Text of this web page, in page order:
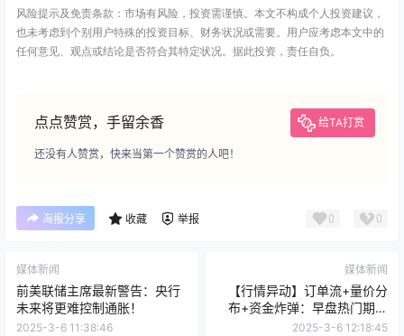
风险提示及免责条款：市场有风险，投资需谨慎。本文不构成个人投资建议，
也未考虑到个别用户特殊的投资目标、财务状况或需要。用户应考虑本文中的
任何意见、观点或结论是否符合其特定状况。据此投资，责任自负。
点点赞赏，手留余香 给TA打赏
还没有人赞赏，快来当第一个赞赏的人吧！
海报分享 收藏 举报 0 0
媒体新闻
前美联储主席最新警告：央行
未来将更难控制通胀！
2025-3-6 11:38:46
媒体新闻
【行情异动】订单流+量价分
布+资金炸弹：早盘热门期货
品种复盘（3月6日）
2025-3-6 12:18:45